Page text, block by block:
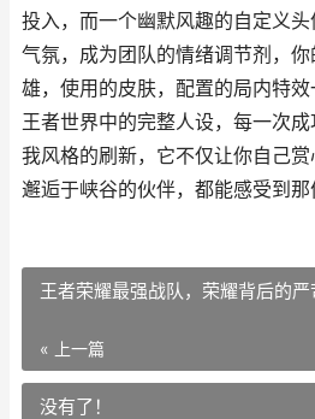
投入，而一个幽默风趣的自定义
气氛，成为团队的情绪调节剂，
雄，使用的皮肤，配置的局内特
王者世界中的完整人设，每一次
我风格的刷新，它不仅让你自己
邂逅于峡谷的伙伴，都能感受到那
王者荣耀最强战队，荣耀背后的严
« 上一篇
没有了！